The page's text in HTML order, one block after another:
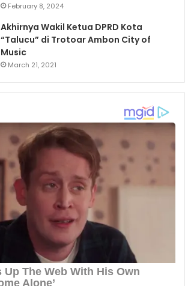
February 8, 2024
Akhirnya Wakil Ketua DPRD Kota
“Talucu” di Trotoar Ambon City of
Music
March 21, 2021